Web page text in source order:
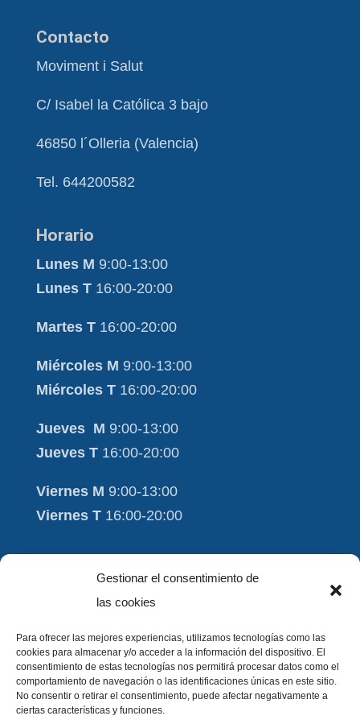
Gestionar el consentimiento de
las cookies
Para ofrecer las mejores experiencias, utilizamos tecnologías como las
cookies para almacenar y/o acceder a la información del dispositivo. El
consentimiento de estas tecnologías nos permitirá procesar datos como el
comportamiento de navegación o las identificaciones únicas en este sitio.
No consentir o retirar el consentimiento, puede afectar negativamente a
ciertas características y funciones.
Contacto
Moviment i Salut
C/ Isabel la Católica 3 bajo
46850 l´Olleria (Valencia)
Tel. 644200582
Horario
Lunes M 9:00-13:00
Lunes T 16:00-20:00
Martes T 16:00-20:00
Miércoles M 9:00-13:00
Miércoles T16:00-20:00
Jueves M 9:00-13:00
Jueves T16:00-20:00
Viernes M 9:00-13:00
Viernes T16:00-20:00
Moviment i Salut
Aviso Legal
FAQ
Política de Cookies